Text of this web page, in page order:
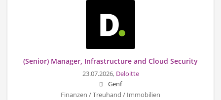
(Senior) Manager, Infrastructure and Cloud Security
23.07.2026, Deloitte
Genf
Finanzen / Treuhand / Immobilien